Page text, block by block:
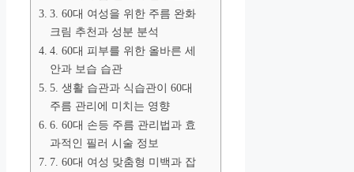
3. 60대 여성을 위한 주름 완화
크림 추천과 성분 분석
4. 60대 피부를 위한 올바른 세
안과 보습 습관
5. 생활 습관과 식습관이 60대
주름 관리에 미치는 영향
6. 60대 손등 주름 관리법과 효
과적인 필러 시술 정보
7. 60대 여성 맞춤형 미백과 잡